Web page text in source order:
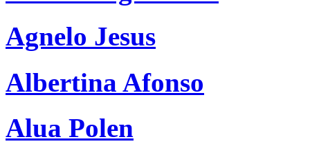
Agnelo Jesus
Albertina Afonso
Alua Polen